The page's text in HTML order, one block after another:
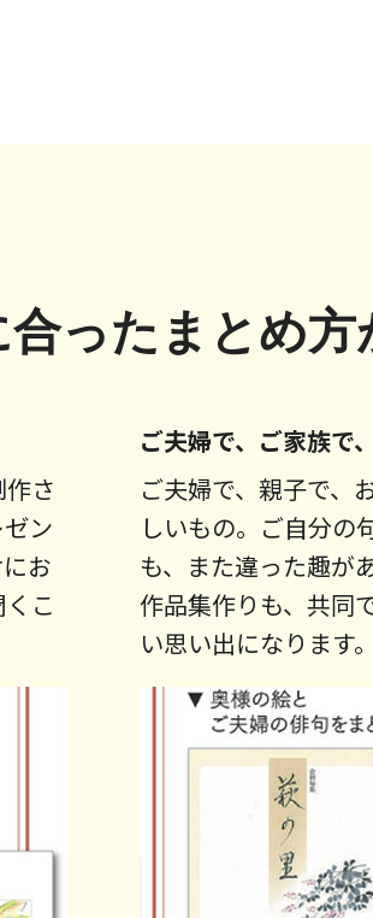
ったまとめ
さ
ン
お
こ
ご夫婦で、ご家族で
ご夫婦で、親子で、
しいもの。ご自分の
も、また違った趣が
作品集作りも、共同
い思い出になります